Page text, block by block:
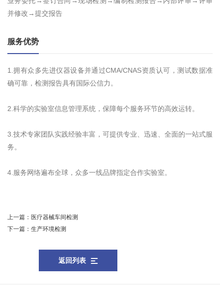
并修改→提交报告
服务优势
1.拥有众多先进仪器设备并通过CMA/CNAS资质认可，测试数据准
确可靠，检测报告具有国际公信力。
2.科学的实验室信息管理系统，保障每个服务环节的高效运转。
3.技术专家团队实践经验丰富，可提供专业、迅速、全面的一站式服
务。
4.服务网络遍布全球，众多一线品牌指定合作实验室。
上一篇： 医疗器械车间检测
下一篇： 生产环境检测
返回列表